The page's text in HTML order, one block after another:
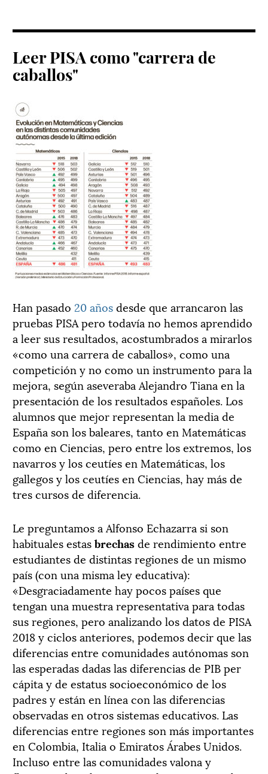
Leer PISA como "carrera de
caballos"
Han pasado 20 añosdesde que arrancaron las
pruebas PISA pero todavía no hemos aprendido
a leer sus resultados, acostumbrados a mirarlos
«como una carrera de caballos», como una
competición y no como un instrumento para la
mejora, según aseveraba Alejandro Tiana en la
presentación de los resultados españoles. Los
alumnos que mejor representan la media de
España son los baleares, tanto en Matemáticas
como en Ciencias, pero entre los extremos, los
navarros y los ceutíes en Matemáticas, los
gallegos y los ceutíes en Ciencias, hay más de
tres cursos de diferencia.
Le preguntamos a Alfonso Echazarra si son
habituales estasbrechasde rendimiento entre
estudiantes de distintas regiones de un mismo
país (con una misma ley educativa):
«Desgraciadamente hay pocos países que
tengan una muestra representativa para todas
sus regiones, pero analizando los datos de PISA
2018 y ciclos anteriores, podemos decir que las
diferencias entre comunidades autónomas son
las esperadas dadas las diferencias de PIB per
cápita y de estatus socioeconómico de los
padres y están en línea con las diferencias
observadas en otros sistemas educativos. Las
diferencias entre regiones son más importantes
en Colombia, Italia o Emiratos Árabes Unidos.
Incluso entre las comunidades valona y